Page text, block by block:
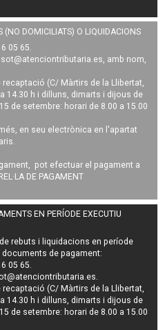
(NO DOMICILIATS) O LIQUIDACIONS
05 65.
, amb nom,
(C/ Màrtirs de la Llibertat,
14.30 h i dilluns, dimarts i dijous de
de setembre: horari de 8.00 a 15.00
en seu electrònica en l'apartat
pot efectuar el pagament a
DE PAGAMENT
EN PERÍODE EXECUTIU
derebuts i liquidacions en període
documents de pagament:
05 65.
.
(C/ Màrtirs de la Llibertat,
14.30 h i dilluns, dimarts i dijous de
de setembre: horari de 8.00 a 15.00